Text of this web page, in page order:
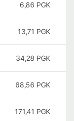
6,86 PGK
13,71 PGK
34,28 PGK
68,56 PGK
171,41 PGK